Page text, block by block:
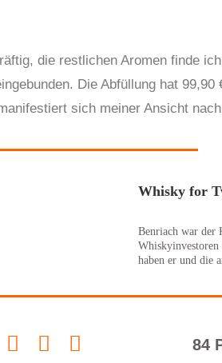
die restlichen Aromen finde
Die Abfüllung hat
sich meiner Ansicht
Whisky for
Benriach war der
haben er und die
84